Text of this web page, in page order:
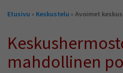
Olet
Etusivu » Keskustelu » Avoimet
mahdollinen